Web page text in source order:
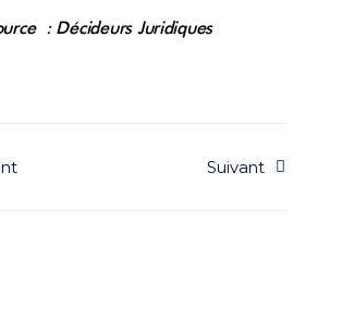
: Décideurs Juridiques
Suivant